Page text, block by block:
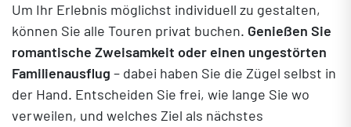
Um Ihr Erlebnis möglichst individuell zu gestalten,
können Sie alle Touren privat buchen. Genießen Sie
romantische Zweisamkeit oder einen ungestörten
Familienausflug – dabei haben Sie die Zügel selbst in
der Hand. Entscheiden Sie frei, wie lange Sie wo
verweilen, und welches Ziel als nächstes